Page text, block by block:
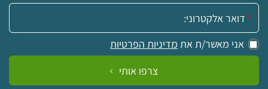
אימייל:
אני מאשר/ת את מדיניות הפרטיות
צרפו אותי